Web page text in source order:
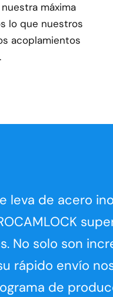
máxima
lo que nuestros
acoplamientos
leva de acero
No solo son
rápido envío
de